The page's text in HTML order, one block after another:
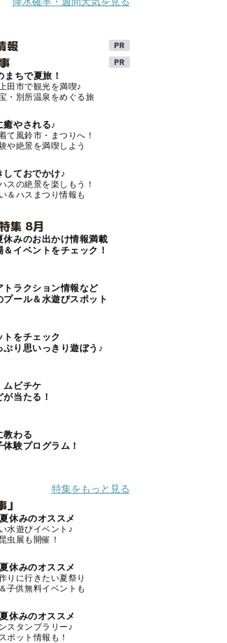
報
まちで夏旅！
田市で観光を満喫♪
・別所温泉をめぐる旅
癒やされる♪
て風鈴市・まつりへ！
や絶景を満喫しよう
しておでかけ♪
スの絶景を楽しもう！
＆ハスまつり情報も
集 8月
休みのお出かけ情報満載
イベントをチェック！
トラクション情報など
プール＆水遊びスポット
トをチェック
ぷり思いっきり遊ぼう♪
ムビチケ
当たる！
教わる
験プログラム！
特集をもっと見る
休みのオススメ
水遊びイベント♪
虫展も開催！
休みのオススメ
りに行きたい夏祭り
子供無料イベントも
休みのオススメ
スタンプラリー♪
ポット情報も！